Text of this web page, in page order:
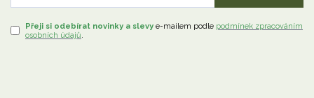
Přeji si odebírat novinky a slevy e-mailem podle podmínek zpracováním
osobních údajů.